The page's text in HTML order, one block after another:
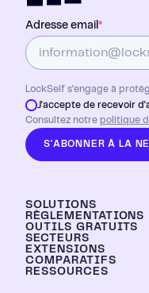
Adresse email *
LockSelf s'engage à
J'accepte de recevoir
Consultez notre politique
S'ABONNER À LA
SOLUTIONS
LockPass
LockTransfer
LockFiles
Dashboard
RÈGLEMENTATIONS
DORA
NIS2
OUTILS GRATUITS
Générateur de mots de
Calculateur de ROI
SECTEURS
Industrie
Grands groupes
EXTENSIONS
Chrome
COMPARATIFS
RESSOURCES